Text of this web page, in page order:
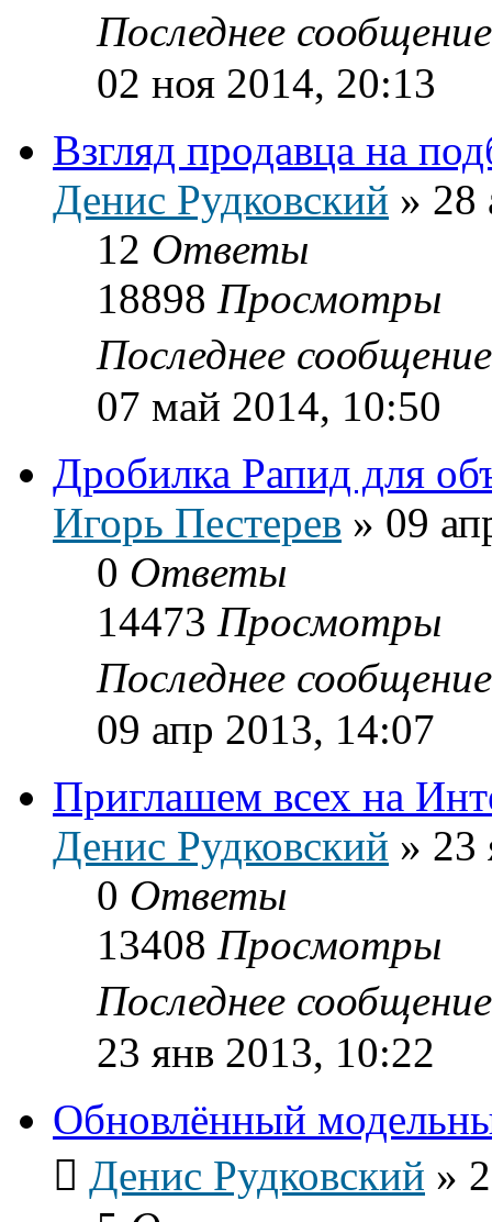
Последнее
02 ноя 2014, 20:13
Взгляд продавца на
Денис Рудковский » 28
12 Ответы
18898 Просмотры
Последнее
07 май 2014, 10:50
Дробилка Рапид для
Игорь Пестерев » 09
0 Ответы
14473 Просмотры
Последнее
09 апр 2013, 14:07
Приглашем всех на
Денис Рудковский » 23
0 Ответы
13408 Просмотры
Последнее
23 янв 2013, 10:22
Обновлённый
Денис Рудковский »